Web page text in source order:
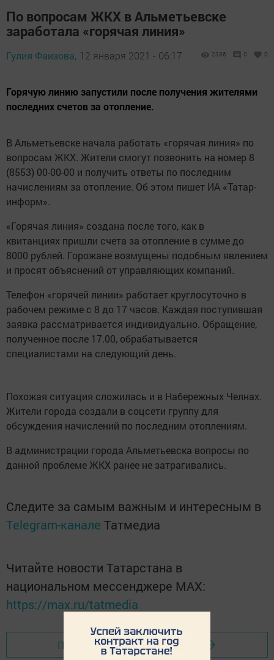
По вопросам ЖКХ в Альметьевске
заработала «горячая линия»
Гулия Фаизова, 12 января 2021 - 06:17 2336 0 0
Горячую линию запустили после получения жителями
последних счетов за отопление.
В Альметьевске начала работать «горячая линия» по
вопросам ЖКХ. Жители смогут позвонить на номер 8
(8553) 00-00-00 и получить ответы по последним
начислениям за отопление. Об этом пишет ИА «Татар-
информ».
«Горячая линия» создана после того, как в
квитанциях пришли счета за отопление в сумме до
8000 рублей. Горожане возмущены подобным явлением
и просят объяснений от управляющих компаний.
Телефон «горячей линии» работает круглосуточно в
рабочем режиме с 8 до 17 часов. Каждая поступившая
заявка рассматривается индивидуально. Обращение,
полученное после 17.00, обрабатывается
специалистами на следующий день.
Похожая ситуация сложилась и в Набережных Челнах.
Жители города создали в соцсети группу для
обсуждения начислений по последним отоплениям.
В администрации города Альметьевска вопросы по
данной проблеме ЖКХ ранее не затрагивались.
Следите за самым важным и интересным в
Telegram-канале Татмедиа
Читайте новости Татарстана в
национальном мессенджере MАХ:
https://max.ru/tatmedia
Перейти на страницу новости